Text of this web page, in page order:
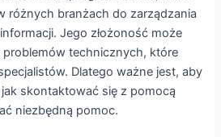
różnych branżach do zarządzania
Jego złożoność może
technicznych, które
Dlatego ważne jest, aby
skontaktować się z pomocą
niezbędną pomoc.